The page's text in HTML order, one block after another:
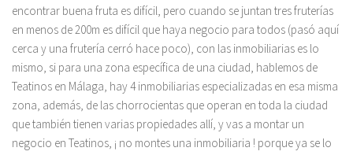
encontrar buena fruta es difícil, pero cuando se juntan tres fruterías
en menos de 200m es difícil que haya negocio para todos (pasó aquí
cerca y una frutería cerró hace poco), con las inmobiliarias es lo
mismo, si para una zona específica de una ciudad, hablemos de
Teatinos en Málaga, hay 4 inmobiliarias especializadas en esa misma
zona, además, de las chorrocientas que operan en toda la ciudad
que también tienen varias propiedades allí, y vas a montar un
negocio en Teatinos, ¡ no montes una inmobiliaria ! porque ya se lo